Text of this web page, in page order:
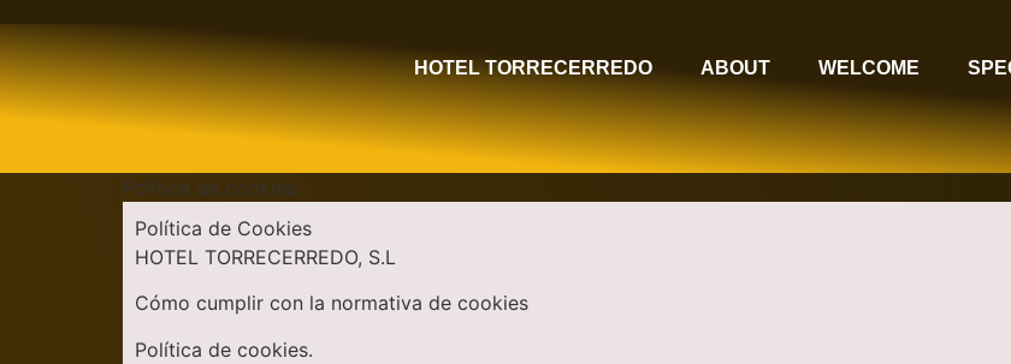
HOTEL TORRECERREDO ABOUT WELCOME
Política de cookies.
Política de Cookies
HOTEL TORRECERREDO, S.L
Cómo cumplir con la normativa de cookies
Política de cookies.